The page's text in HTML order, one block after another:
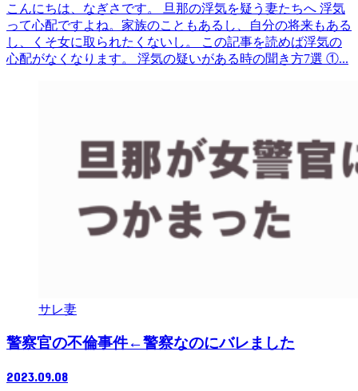
こんにちは、なぎさです。 旦那の浮気を疑う妻たちへ 浮気
って心配ですよね。家族のこともあるし、自分の将来もある
し、くそ女に取られたくないし。 この記事を読めば浮気の
心配がなくなります。 浮気の疑いがある時の聞き方7選 ①...
サレ妻
警察官の不倫事件←警察なのにバレました
2023.09.08